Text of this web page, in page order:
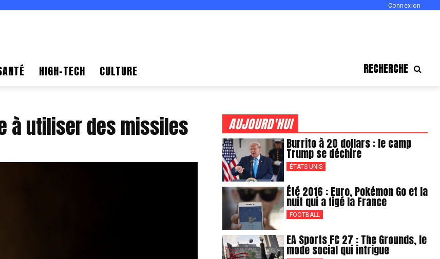
Connexion
HIGH-TECH CULTURE RECHERCHE
à utiliser des missiles AUJOURD'HUI
Burrito à 20 dollars : le camp
Trump se déchire
ÉTATS-UNIS
Été 2016 : Euro, Pokémon Go et la
nuit qui a figé la France
FOOTBALL
EA Sports FC 27 : The Grounds, le
mode social qui intrigue